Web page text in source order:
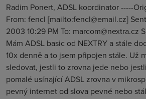
Radim Ponert, ADSL koordinator -----
From: fencl [mailto:fencl@email.cz]
2003 10:29 PM To: marcom@nextra.cz
Mám ADSL basic od NEXTRY a stále
10x denně a to jsem připojen stále. Už
sledovat, jestli to zrovna jede nebo
pomalé usínající ADSL zrovna v
pevný internet od slova pevné nebo